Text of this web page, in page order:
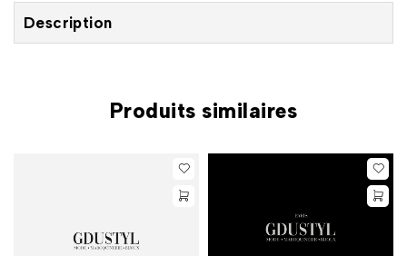
Description
Produits similaires